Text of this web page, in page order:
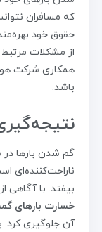
که مسافران
حقوق خود
از مشکلات
همکاری شرکت
باشد.
گم شدن بارها در
ناراحت‌کننده‌ای
بیفتد. با
خسارت بارهای
آن جلوگیری کرد.